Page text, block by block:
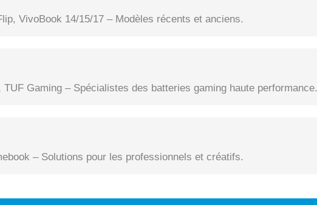
VivoBook 14/15/17 – Modèles récents et anciens.
Gaming – Spécialistes des batteries gaming haute performance.
– Solutions pour les professionnels et créatifs.